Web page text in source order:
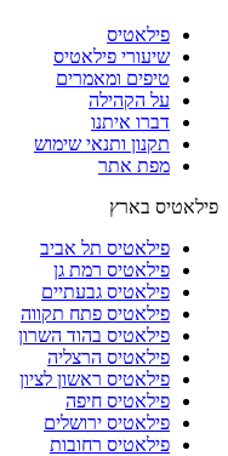
פילאטיס
שיעורי פילאטיס
טיפים ומאמרים
על הקהילה
דברו איתנו
תקנון ותנאי שימוש
מפת אתר
פילאטיס בארץ
פילאטיס תל אביב
פילאטיס רמת גן
פילאטיס גבעתיים
פילאטיס פתח תקווה
פילאטיס בהוד השרון
פילאטיס הרצליה
פילאטיס ראשון לציון
פילאטיס חיפה
פילאטיס ירושלים
פילאטיס רחובות